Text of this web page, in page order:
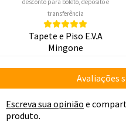
desconto
Tapete e Piso E.V.A
Mingone
Avaliações
Escreva sua opinião e
produto.